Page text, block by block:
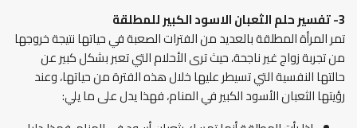
3- تفسير حلم الثعبان الاسود الكبيرللمطلقة
تمر المرأة المطلقة بالعديد من الفترات الصعبة في حياتها نتيجة خروجها
من تجربة زواج غير ناجحة، حيث ترى الأحلام التي تعبر بشكل كبير عن
حالتها النفسية التي تسيطر عليها خلال هذه الفترة من حياتها، وعند
رؤيتها الثعبان الأسود الكبير في المنام، فهذا يدل على ما يلي: